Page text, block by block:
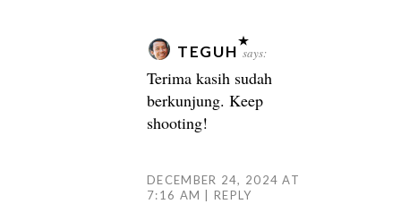
TEGUH says:
Terima kasih sudah
berkunjung. Keep
shooting!
DECEMBER 24, 2024 AT
7:16 AM
REPLY